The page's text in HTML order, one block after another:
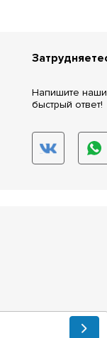
Напишите
быстрый ответ!